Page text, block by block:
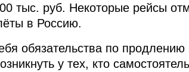
тыс. руб. Некоторые рейсы
в Россию.
обязательства по продлению
у тех, кто